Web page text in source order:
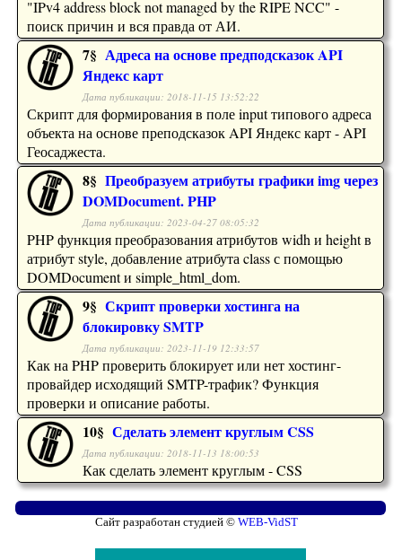
"IPv4 address block not managed by the RIPE NCC" -
поиск причин и вся правда от АИ.
7§ Адреса на основе предподсказок API
Яндекс карт
Дата публикации: 2018-11-15 13:52:22
Скрипт для формирования в поле input типового адреса
объекта на основе преподсказок API Яндекс карт - API
Геосаджеста.
8§ Преобразуем атрибуты графики img через
DOMDocument. PHP
Дата публикации: 2023-04-27 08:05:32
PHP функция преобразования атрибутов widh и height в
атрибут style, добавление атрибута class с помощью
DOMDocument и simple_html_dom.
9§ Скрипт проверки хостинга на
блокировку SMTP
Дата публикации: 2023-11-19 12:33:57
Как на PHP проверить блокирует или нет хостинг-
провайдер исходящий SMTP-трафик? Функция
проверки и описание работы.
10§ Сделать элемент круглым CSS
Дата публикации: 2018-11-13 18:00:53
Как сделать элемент круглым - CSS
Сайт разработан студией © WEB-VidST